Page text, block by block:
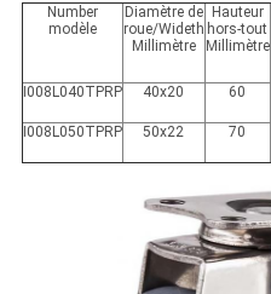
Number
modèle
Diamètre de
roue/Wideth
Millimètre
Hauteur
hors-tout
Millimètre
I008L040TPRP 40x20 60
I008L050TPRP
50x22 70